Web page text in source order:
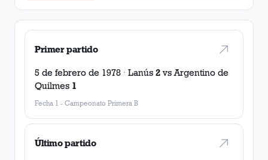
Primer partido
5 de febrero de 1978 · Lanús 2vs Argentino de
Quilmes 1
Fecha 1 - Campeonato Primera B
Último partido